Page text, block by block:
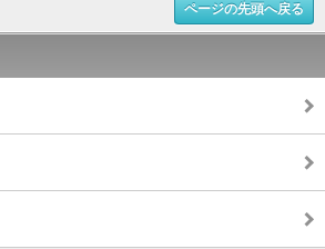
ページの先頭へ戻る